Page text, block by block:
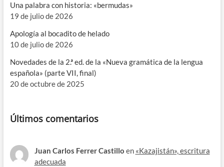
Una palabra con historia: «bermudas»
19 de julio de 2026
Apología al bocadito de helado
10 de julio de 2026
Novedades de la 2.ª ed. de la «Nueva gramática de la lengua
española» (parte VII, final)
20 de octubre de 2025
Últimos comentarios
Juan Carlos Ferrer Castillo en «Kazajistán», escritura
adecuada